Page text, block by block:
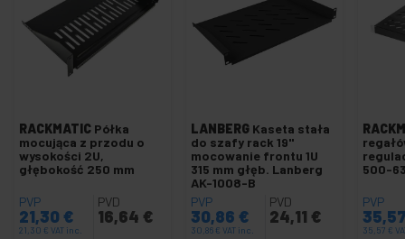
RACKMATIC Półka
mocująca z przodu o
wysokości 2U,
głębokość 250 mm
PVP
21,30 €
21,30 € VAT inc.
PVD
16,64 €
LANBERG Kaseta stała
do szafy rack 19"
mocowanie frontu 1U
315 mm głęb. Lanberg
AK-1008-B
PVP
30,86 €
30,86 € VAT inc.
PVD
24,11 €
500-
PVP
35,57 €